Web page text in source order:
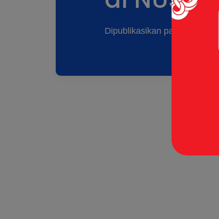
Dipublikasikan pada: 13 Jun